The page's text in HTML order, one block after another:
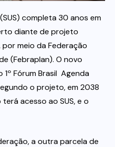
completa 30 anos em
diante de projeto
meio da Federação
(Febraplan). O novo
Fórum Brasil  Agenda
o projeto, em 2038
acesso ao SUS, e o
a outra parcela de